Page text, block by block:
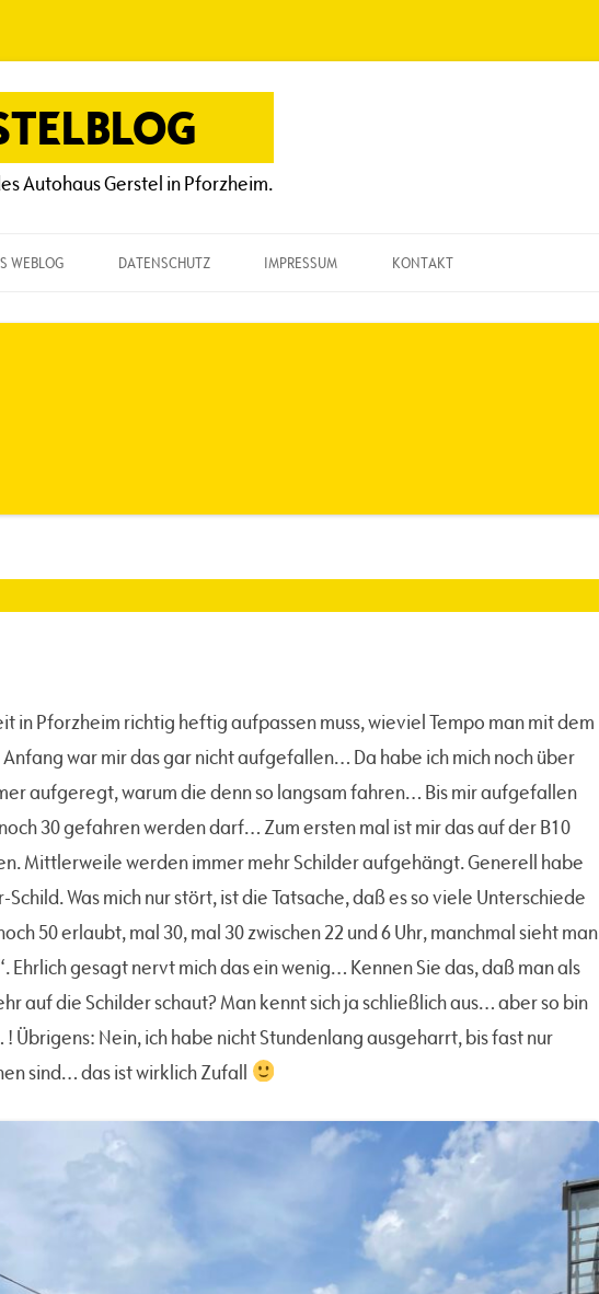
Autohaus Gerstel in Pforzheim.
WEBLOG DATENSCHUTZ IMPRESSUM KONTAKT
in Pforzheim richtig heftig aufpassen muss, wieviel Tempo man mit dem
war mir das gar nicht aufgefallen… Da habe ich mich noch über
aufgeregt, warum die denn so langsam fahren… Bis mir aufgefallen
30 gefahren werden darf… Zum ersten mal ist mir das auf der B10
Mittlerweile werden immer mehr Schilder aufgehängt. Generell habe
Was mich nur stört, ist die Tatsache, daß es so viele Unterschiede
50 erlaubt, mal 30, mal 30 zwischen 22 und 6 Uhr, manchmal sieht man
Ehrlich gesagt nervt mich das ein wenig… Kennen Sie das, daß man als
auf die Schilder schaut? Man kennt sich ja schließlich aus… aber so bin
! Übrigens: Nein, ich habe nicht Stundenlang ausgeharrt, bis fast nur
sind… das ist wirklich Zufall